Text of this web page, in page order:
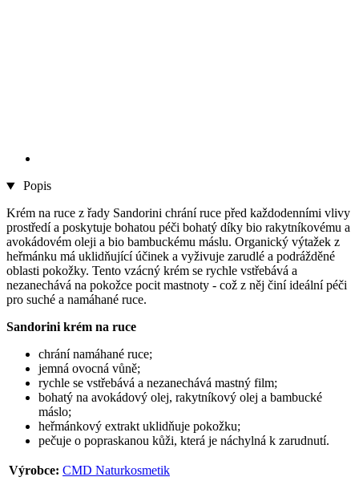
Popis
Krém na ruce z řady Sandorini chrání ruce před každodenními vlivy
prostředí a poskytuje bohatou péči bohatý díky bio rakytníkovému a
avokádovém oleji a bio bambuckému máslu. Organický výtažek z
heřmánku má uklidňující účinek a vyživuje zarudlé a podrážděné
oblasti pokožky. Tento vzácný krém se rychle vstřebává a
nezanechává na pokožce pocit mastnoty - což z něj činí ideální péči
pro suché a namáhané ruce.
Sandorini krém na ruce
chrání namáhané ruce;
jemná ovocná vůně;
rychle se vstřebává a nezanechává mastný film;
bohatý na avokádový olej, rakytníkový olej a bambucké
máslo;
heřmánkový extrakt uklidňuje pokožku;
pečuje o popraskanou kůži, která je náchylná k zarudnutí.
Výrobce: CMD Naturkosmetik